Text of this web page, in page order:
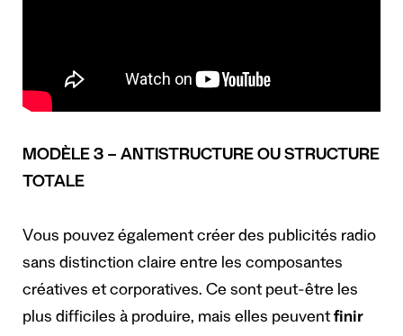
MODÈLE 3 – ANTISTRUCTURE OU STRUCTURE
TOTALE
Vous pouvez également créer des publicités radio
sans distinction claire entre les composantes
créatives et corporatives. Ce sont peut-être les
plus difficiles à produire, mais elles peuventfinir